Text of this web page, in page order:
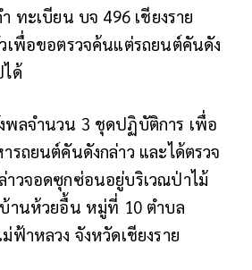
ทะเบียน บจ 496 เชียงราย
เพื่อขอตรวจค้นแต่รถยนต์คันดัง
ด้
พลจำนวน 3 ชุดปฏิบัติการ เพื่อ
รถยนต์คันดังกล่าว และได้ตรวจ
วจอดซุกซ่อนอยู่บริเวณป่าไม้
านห้วยอื้น หมู่ที่ 10 ตำบล
ฟ้าหลวง จังหวัดเชียงราย